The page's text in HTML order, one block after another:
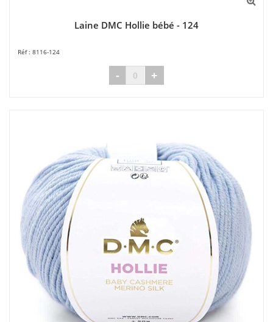
Laine DMC Hollie bébé - 124
8116-124
- +